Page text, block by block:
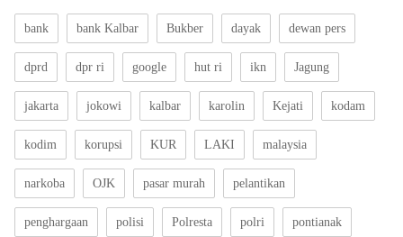
bank bank Kalbar Bukber dayak dewan pers
dprd dpr ri google hut ri ikn Jagung
jakarta jokowi kalbar karolin Kejati kodam
kodim korupsi KUR LAKI malaysia
narkoba OJK pasar murah pelantikan
penghargaan polisi Polresta polri pontianak